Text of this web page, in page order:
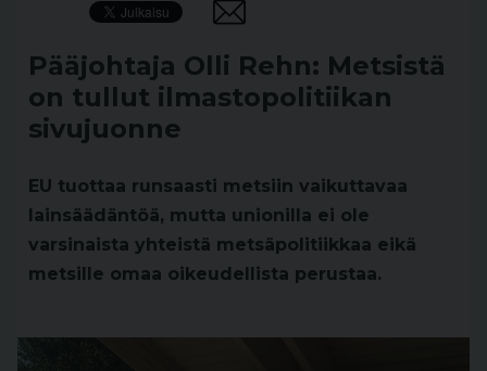
Pääjohtaja Olli Rehn: Metsistä
on tullut ilmastopolitiikan
sivujuonne
EU tuottaa runsaasti metsiin vaikuttavaa
lainsäädäntöä, mutta unionilla ei ole
varsinaista yhteistä metsäpolitiikkaa eikä
metsille omaa oikeudellista perustaa.